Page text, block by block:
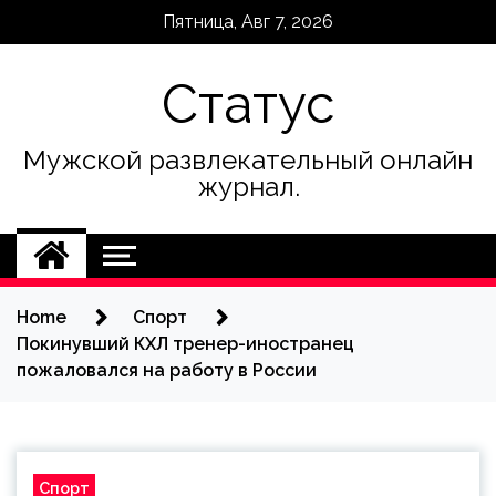
Пятница, Авг 7, 2026
Статус
Мужской развлекательный онлайн
журнал.
Home
Спорт
Покинувший КХЛ тренер-иностранец
пожаловался на работу в России
Спорт